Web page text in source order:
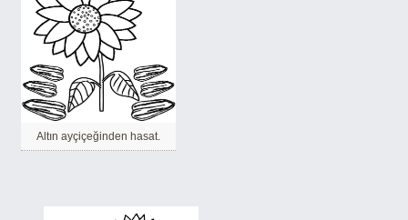
Altın ayçiçeğinden hasat.